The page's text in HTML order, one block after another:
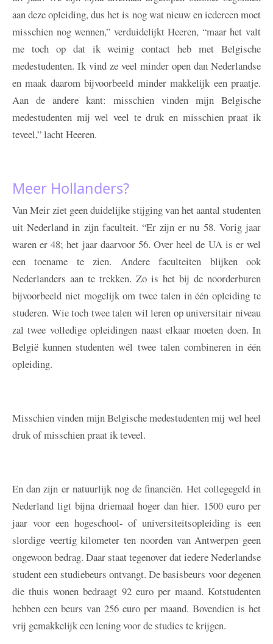
aan deze opleiding, dus het is nog wat nieuw en iedereen moet
misschien nog wennen,” verduidelijkt Heeren, “maar het valt
me toch op dat ik weinig contact heb met Belgische
medestudenten. Ik vind ze veel minder open dan Nederlandse
en maak daarom bijvoorbeeld minder makkelijk een praatje.
Aan de andere kant: misschien vinden mijn Belgische
medestudenten mij wel veel te druk en misschien praat ik
teveel,” lacht Heeren.
Meer Hollanders?
Van Meir ziet geen duidelijke stijging van het aantal studenten
uit Nederland in zijn faculteit. “Er zijn er nu 58. Vorig jaar
waren er 48; het jaar daarvoor 56. Over heel de UA is er wel
een toename te zien. Andere faculteiten blijken ook
Nederlanders aan te trekken. Zo is het bij de noorderburen
bijvoorbeeld niet mogelijk om twee talen in één opleiding te
studeren. Wie toch twee talen wil leren op universitair niveau
zal twee volledige opleidingen naast elkaar moeten doen. In
België kunnen studenten wél twee talen combineren in één
opleiding.
Misschien vinden mijn Belgische medestudenten mij wel heel
druk of misschien praat ik teveel.
En dan zijn er natuurlijk nog de financiën. Het collegegeld in
Nederland ligt bijna driemaal hoger dan hier. 1500 euro per
jaar voor een hogeschool- of universiteitsopleiding is een
slordige veertig kilometer ten noorden van Antwerpen geen
ongewoon bedrag. Daar staat tegenover dat iedere Nederlandse
student een studiebeurs ontvangt. De basisbeurs voor degenen
die thuis wonen bedraagt 92 euro per maand. Kotstudenten
hebben een beurs van 256 euro per maand. Bovendien is het
vrij gemakkelijk een lening voor de studies te krijgen.